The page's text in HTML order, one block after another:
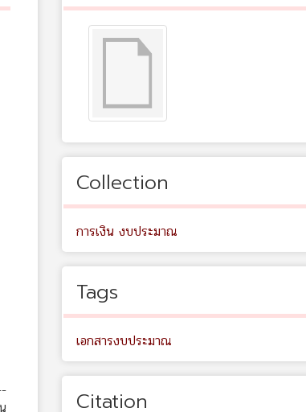
Collection
การเงิน งบประมาณ
Tags
เอกสารงบประมาณ
Citation